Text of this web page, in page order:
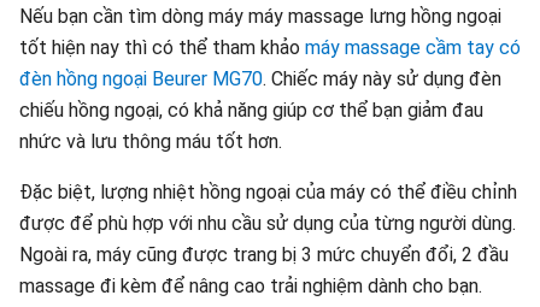
Nếu bạn cần tìm dòng máy máy massage lưng hồng ngoại
tốt hiện nay thì có thể tham khảo máy massage cầm tay có
đèn hồng ngoại Beurer MG70. Chiếc máy này sử dụng đèn
chiếu hồng ngoại, có khả năng giúp cơ thể bạn giảm đau
nhức và lưu thông máu tốt hơn.
Đặc biệt, lượng nhiệt hồng ngoại của máy có thể điều chỉnh
được để phù hợp với nhu cầu sử dụng của từng người dùng.
Ngoài ra, máy cũng được trang bị 3 mức chuyển đổi, 2 đầu
massage đi kèm để nâng cao trải nghiệm dành cho bạn.